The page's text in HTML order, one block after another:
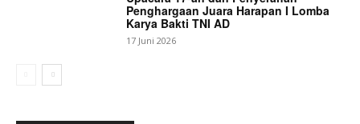
Penghargaan Juara Harapan I Lomba
Karya Bakti TNI AD
17 Juni 2026